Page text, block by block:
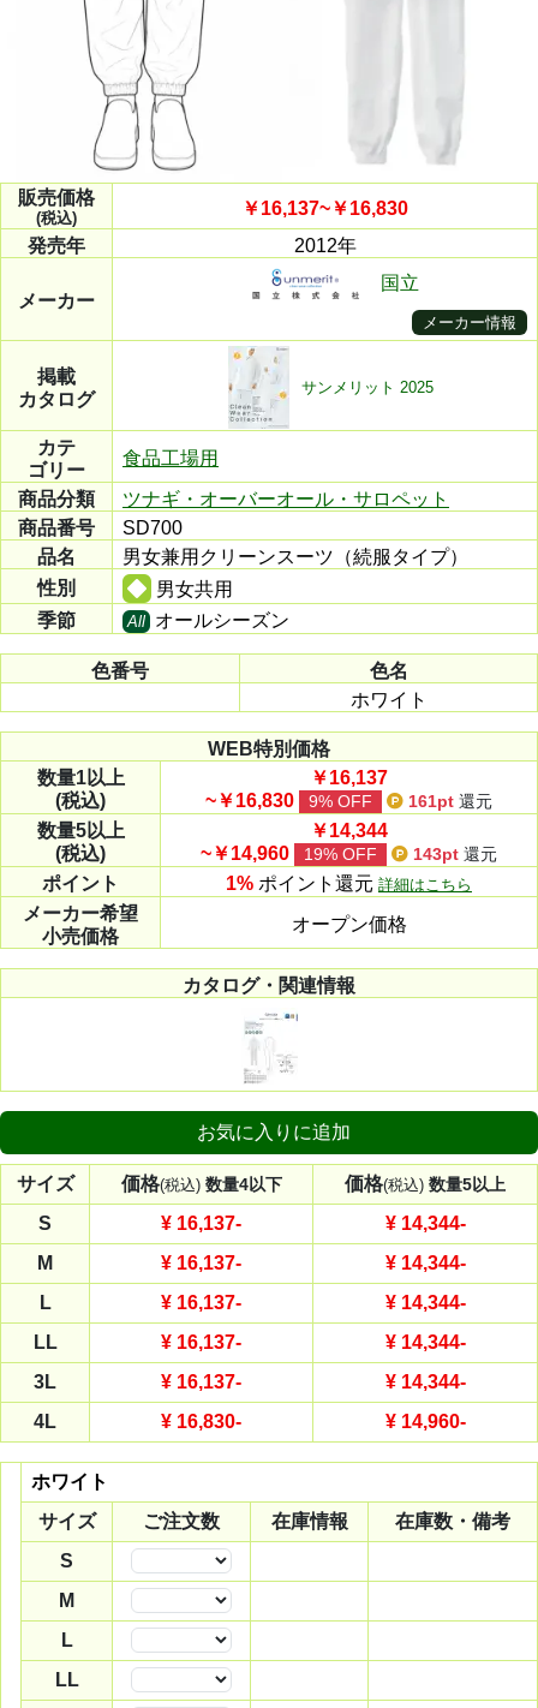
販売価格
(税込)
￥16,137~￥16,830
発売年
2012年
メーカー
国立
メーカー情報
掲載
カタログ
サンメリット 2025
カテ
ゴリー
食品工場用
商品分類
ツナギ・オーバーオール・サロペット
商品番号
SD700
品名
男女兼用クリーンスーツ（続服タイプ）
性別
男女共用
季節
All オールシーズン
色番号
色名
ホワイト
WEB特別価格
数量1以上
(税込)
￥16,137
~￥16,830
9% OFF 161pt 還元
数量5以上
(税込)
￥14,344
~￥14,960
19% OFF 143pt 還元
ポイント 1% ポイント還元 詳細はこちら
メーカー希望
小売価格
オープン価格
カタログ・関連情報
お気に入りに追加
サイズ 価格(税込) 数量4以下 価格(税込) 数量5以上
S ¥ 16,137- ¥ 14,344-
M
¥ 16,137- ¥ 14,344-
L
¥ 16,137- ¥ 14,344-
LL
¥ 16,137- ¥ 14,344-
3L
¥ 16,137- ¥ 14,344-
4L
¥ 16,830- ¥ 14,960-
ホワイト
サイズ
ご注文数 在庫情報
在庫数・備考
S
M
L
LL